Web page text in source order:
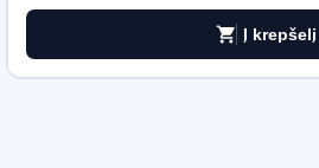
shopping_cart Į krepšelį